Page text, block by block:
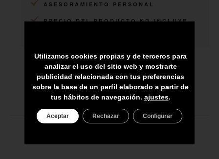
ASESORAMIENTO PERSONAL
PRECIO DEL PRODUCTO NO INCLUYE
Utilizamos cookies propias y de terceros para
analizar el uso del sitio web y mostrarte
publicidad relacionada con tus preferencias
sobre la base de un perfil elaborado a partir de
tus hábitos de navegación. ajustes.
Aceptar Rechazar Configurar